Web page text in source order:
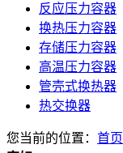
反应压力容器
换热压力容器
存储压力容器
高温压力容器
管壳式换热器
热交换器
您当前的位置： 首页